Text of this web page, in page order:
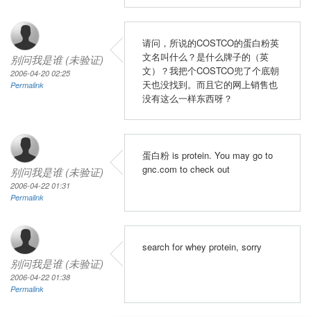
别问我是谁 (未验证)
2006-04-20 02:25
Permalink
请问，所说的COSTCO的蛋白粉英
文名叫什么？是什么牌子的（英
文）？我把个COSTCO兜了个底朝
天也没找到。而且它的网上销售也
没有这么一样东西呀？
别问我是谁 (未验证)
2006-04-22 01:31
Permalink
蛋白粉 is protein. You may go to
gnc.com to check out
别问我是谁 (未验证)
2006-04-22 01:38
Permalink
search for whey protein, sorry